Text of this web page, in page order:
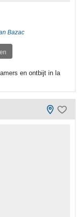
Bazac
en ontbijt in la